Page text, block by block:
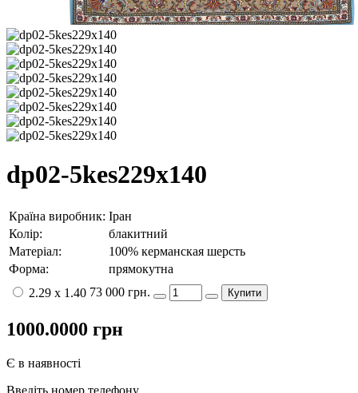
dp02-5kes229x140
Країна виробник: Іран
Колір:
блакитний
Матеріал:
100% керманская шерсть
Форма:
прямокутна
2.29 x 1.40 73 000 грн. Купити
1000.0000 грн
Є в наявності